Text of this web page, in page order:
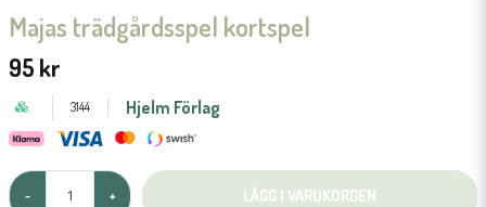
Majas trädgårdsspel kortspel
95 kr
3144 Hjelm Förlag
- + LÄGG I VARUKORGEN